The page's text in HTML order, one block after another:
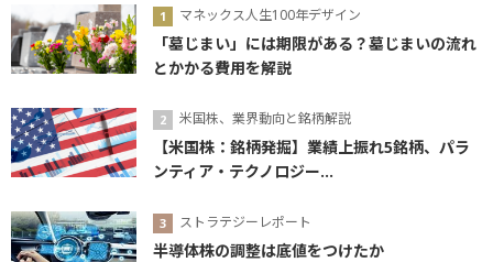
マネックス人生100年デザイン
「墓じまい」には期限がある？墓じまいの流れ
とかかる費用を解説
米国株、業界動向と銘柄解説
【米国株：銘柄発掘】業績上振れ5銘柄、パラ
ンティア・テクノロジー...
ストラテジーレポート
半導体株の調整は底値をつけたか